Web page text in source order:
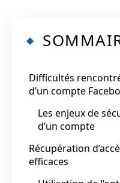
Difficultés
d’un compte
Les enjeux de
d’un compte
Récupération
efficaces